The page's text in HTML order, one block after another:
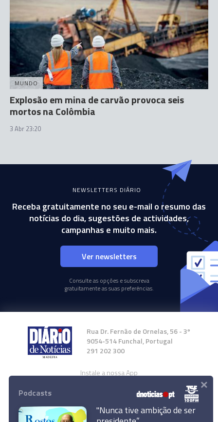
MUNDO
Explosão em mina de carvão provoca seis
mortos na Colômbia
3 Abr 23:20
NEWSLETTERS DIÁRIO
Receba gratuitamente no seu e-mail o resumo das
notícias do dia, sugestões de actividades,
campanhas e muito mais.
Ver newsletters
Consulte as opções e subscreva
gratuitamente as suas preferências.
Rua Dr. Fernão de Ornelas, 56 - 3º
9054-514 Funchal, Portugal
291 202 300
Instale a nossa App
Podcasts
"Nunca tive ambição de ser
×